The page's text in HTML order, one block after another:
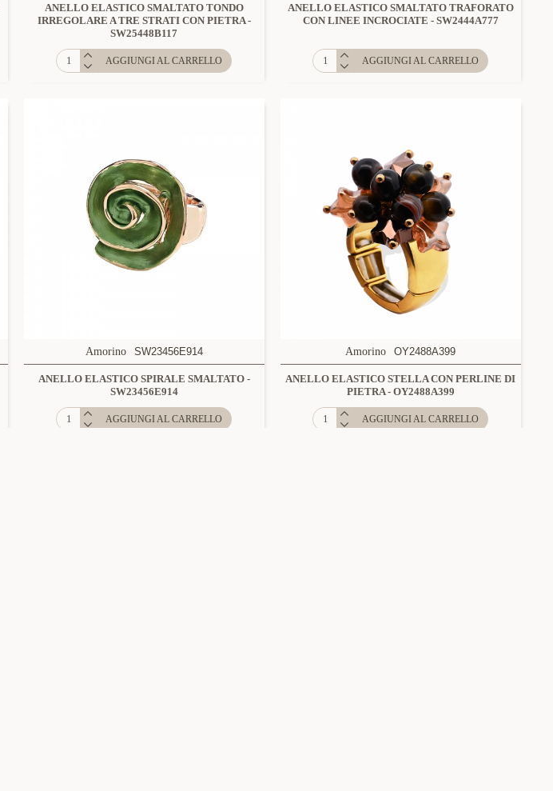
ANELLO ELASTICO SMALTATO TONDO
IRREGOLARE A TRE STRATI CON PIETRA -
SW25448B117
AGGIUNGI AL CARRELLO
ANELLO ELASTICO SMALTATO TRAFORATO
CON LINEE INCROCIATE - SW2444A777
AGGIUNGI AL CARRELLO
Amorino SW23456E914
ANELLO ELASTICO SPIRALE SMALTATO -
SW23456E914
AGGIUNGI AL CARRELLO
Amorino OY2488A399
ANELLO ELASTICO STELLA CON PERLINE DI
PIETRA - OY2488A399
AGGIUNGI AL CARRELLO